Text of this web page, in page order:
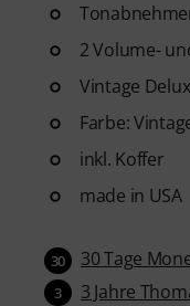
2 Volume-
Vintage
Farbe:
inkl. Koffer
made in USA
30 30 Tage
3 3 Jahre